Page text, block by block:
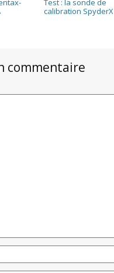
Test : la sonde de
calibration SpyderX
commentaire